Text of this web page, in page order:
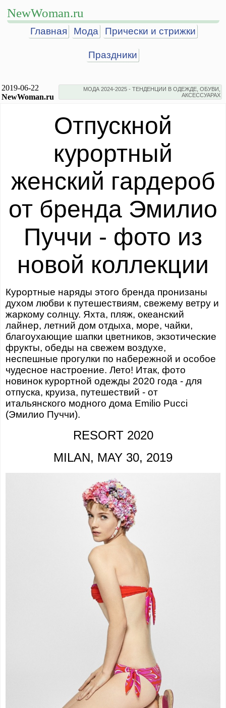
NewWoman.ru
Главная Мода Прически и стрижки
Праздники
2019-06-22
NewWoman.ru
МОДА 2024-2025 - ТЕНДЕНЦИИ В ОДЕЖДЕ, ОБУВИ,
АКСЕССУАРАХ
Отпускной
курортный
женский гардероб
от бренда Эмилио
Пуччи - фото из
новой коллекции
Курортные наряды этого бренда пронизаны
духом любви к путешествиям, свежему ветру и
жаркому солнцу. Яхта, пляж, океанский
лайнер, летний дом отдыха, море, чайки,
благоухающие шапки цветников, экзотические
фрукты, обеды на свежем воздухе,
неспешные прогулки по набережной и особое
чудесное настроение. Лето! Итак, фото
новинок курортной одежды 2020 года - для
отпуска, круиза, путешествий - от
итальянского модного дома Emilio Pucci
(Эмилио Пуччи).
RESORT 2020
MILAN, MAY 30, 2019